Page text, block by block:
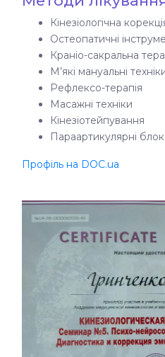
Кінезіологічна
Остеопатичні
Краніо-сакральна
М’які мануальні
Рефлексо-терапія
Масажні техніки
Кінезіотейпування
Параартикулярні
Профіль на DOC.ua